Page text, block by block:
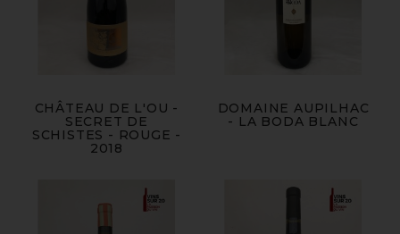
CHÂTEAU DE L'OU -
SECRET DE
SCHISTES - ROUGE -
2018
DOMAINE AUPILHAC
- LA BODA BLANC